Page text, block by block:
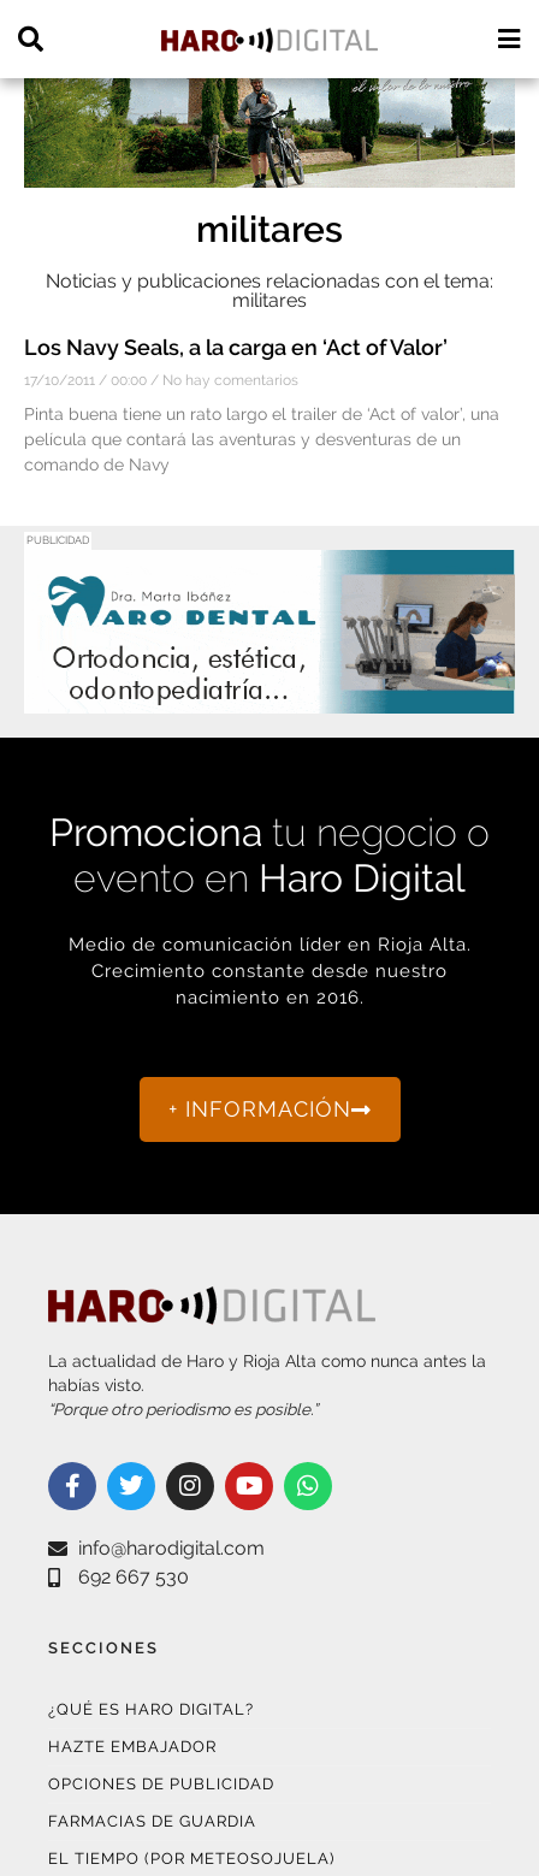
militares
Noticias y publicaciones relacionadas con el tema:
militares
Los Navy Seals, a la carga en ‘Act of Valor’
17/10/2011 00:00 No hay comentarios
Pinta buena tiene un rato largo el trailer de ‘Act of valor’, una
película que contará las aventuras y desventuras de un
comando de Navy
PUBLICIDAD
Promociona tu negocio o
evento en Haro Digital
Medio de comunicación líder en Rioja Alta.
Crecimiento constante desde nuestro
nacimiento en 2016.
+ INFORMACIÓN
La actualidad de Haro y Rioja Alta como nunca antes la
habías visto.
“Porque otro periodismo es posible.”
info@harodigital.com
692 667 530
SECCIONES
¿QUÉ ES HARO DIGITAL?
HAZTE EMBAJADOR
OPCIONES DE PUBLICIDAD
FARMACIAS DE GUARDIA
EL TIEMPO (POR METEOSOJUELA)